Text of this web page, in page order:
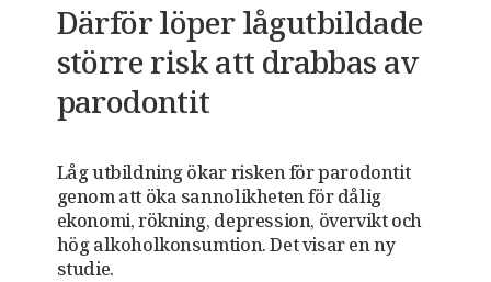
Därför löper lågutbildade
större risk att drabbas av
parodontit
Låg utbildning ökar risken för parodontit
genom att öka sannolikheten för dålig
ekonomi, rökning, depression, övervikt och
hög alkoholkonsumtion. Det visar en ny
studie.